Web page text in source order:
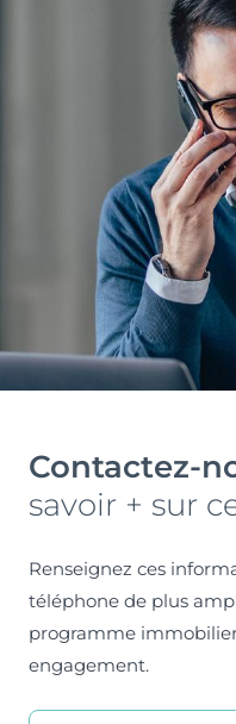
Contactez-
savoir + sur
Renseignez ces
téléphone de plus
programme
engagement.